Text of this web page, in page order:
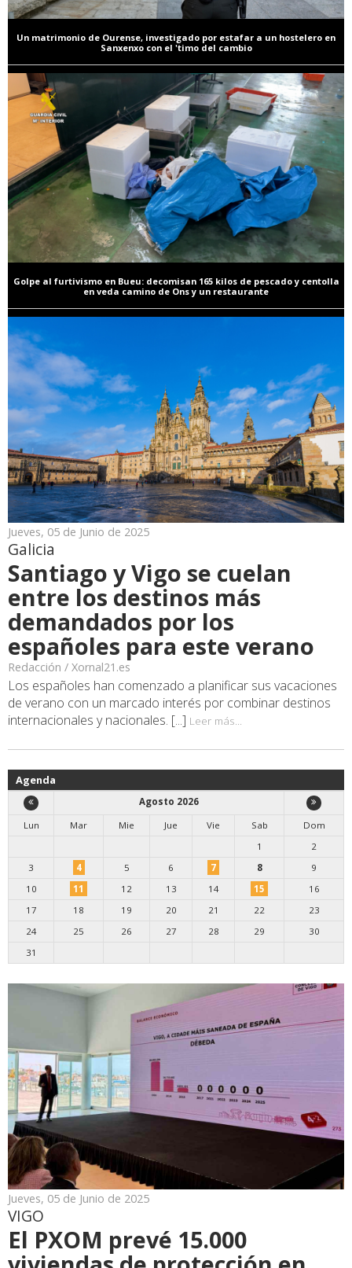
Un matrimonio de Ourense, investigado por estafar a un hostelero en
Sanxenxo con el 'timo del cambio
Golpe al furtivismo en Bueu: decomisan 165 kilos de pescado y centolla
en veda camino de Ons y un restaurante
Jueves, 05 de Junio de 2025
Galicia
Santiago y Vigo se cuelan
entre los destinos más
demandados por los
españoles para este verano
Redacción / Xornal21.es
Los españoles han comenzado a planificar sus vacaciones
de verano con un marcado interés por combinar destinos
internacionales y nacionales. [...] Leer más...
Agenda
Agosto 2026
Lun
Mar Mie Jue Vie Sab
Dom
1
2
3
4 5 6 7 8
9
10
11 12 13 14 15
16
17
18 19 20 21 22
23
24
25 26 27 28 29
30
31
Jueves, 05 de Junio de 2025
VIGO
El PXOM prevé 15.000